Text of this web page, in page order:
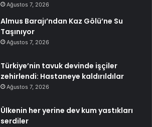
Ağustos 7, 2026
Almus Barajı’ndan Kaz Gölü’ne Su
Taşınıyor
Ağustos 7, 2026
Türkiye’nin tavuk devinde işçiler
zehirlendi: Hastaneye kaldırıldılar
Ağustos 7, 2026
Ülkenin her yerine dev kum yastıkları
serdiler